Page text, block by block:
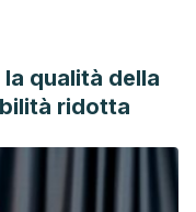
effects of nutrient
10.5826/dpc.0701a01
13.Honey in
10.1111/jocd.12058.
Aug; 8(3): 100–104.
qualità della
ridotta